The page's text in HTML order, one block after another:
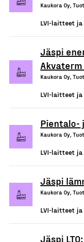
Kaukora Oy,
LVI-laitteet
Jäspi
Kaukora Oy,
LVI-laitteet
Kaukora Oy,
LVI-laitteet
Jäspi
Kaukora Oy,
LVI-laitteet
Jäspi